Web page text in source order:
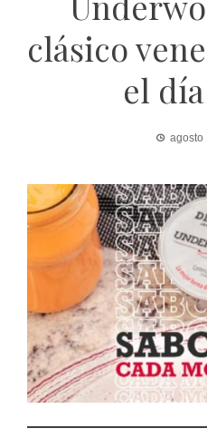
clásico
el
agosto